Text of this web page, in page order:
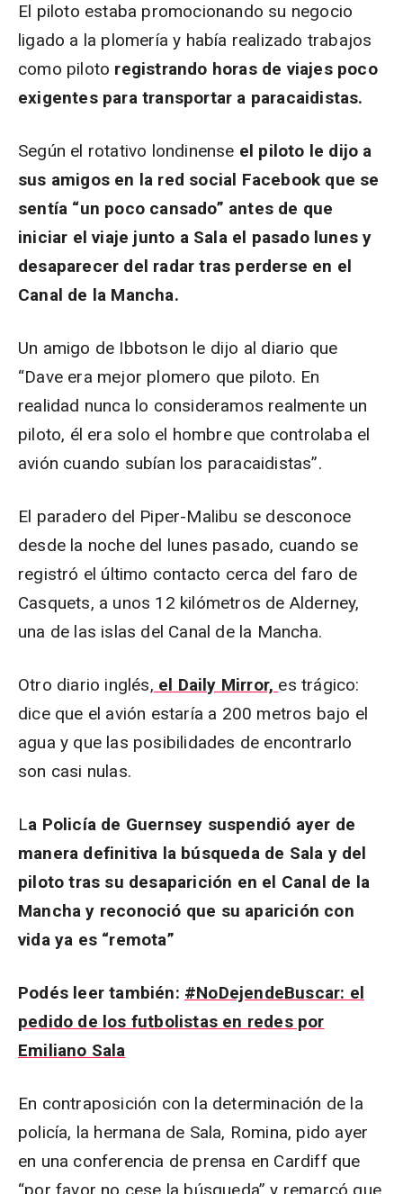
El piloto estaba promocionando su negocio
ligado a la plomería y había realizado trabajos
como piloto registrando horas de viajes poco
exigentes para transportar a paracaidistas.
Según el rotativo londinense el piloto le dijo a
sus amigos en la red social Facebook que se
sentía “un poco cansado” antes de que
iniciar el viaje junto a Sala el pasado lunes y
desaparecer del radar tras perderse en el
Canal de la Mancha.
Un amigo de Ibbotson le dijo al diario que
“Dave era mejor plomero que piloto. En
realidad nunca lo consideramos realmente un
piloto, él era solo el hombre que controlaba el
avión cuando subían los paracaidistas”.
El paradero del Piper-Malibu se desconoce
desde la noche del lunes pasado, cuando se
registró el último contacto cerca del faro de
Casquets, a unos 12 kilómetros de Alderney,
una de las islas del Canal de la Mancha.
Otro diario inglés, el Daily Mirror, es trágico:
dice que el avión estaría a 200 metros bajo el
agua y que las posibilidades de encontrarlo
son casi nulas.
La Policía de Guernsey suspendió ayer de
manera definitiva la búsqueda de Sala y del
piloto tras su desaparición en el Canal de la
Mancha y reconoció que su aparición con
vida ya es “remota”
Podés leer también: #NoDejendeBuscar: el
pedido de los futbolistas en redes por
Emiliano Sala
En contraposición con la determinación de la
policía, la hermana de Sala, Romina, pido ayer
en una conferencia de prensa en Cardiff que